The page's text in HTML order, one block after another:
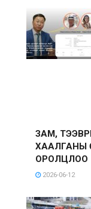
ЗАМ,
ХААЛГАНЫ
ОРОЛЦЛОО
2026-06-12